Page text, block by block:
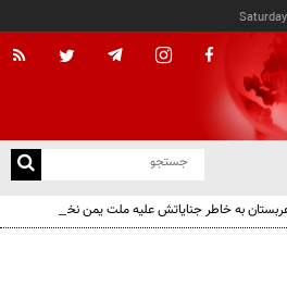
به خاطر جنایاتش علیه ملت یمن نخواهد شد